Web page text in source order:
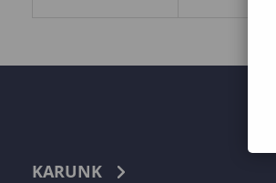
KARUNK